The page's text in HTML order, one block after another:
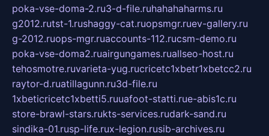
poka-vse-doma-2.ru3-d-file.ruhahahaharms.ru
g2012.rutst-1.rushaggy-cat.ruopsmgr.ruev-gallery.ru
g-2012.ruops-mgr.ruaccounts-112.rucsm-demo.ru
poka-vse-doma2.ruairgungames.ruallseo-host.ru
tehosmotre.ruvarieta-yug.rucricetc1xbetr1xbetcc2.ru
raytor-d.ruatillagunn.ru3d-file.ru
1xbeticricetc1xbetti5.ruuafoot-statti.rue-abis1c.ru
store-brawl-stars.rukts-services.rudark-sand.ru
sindika-01.rusp-life.rux-legion.rusib-archives.ru